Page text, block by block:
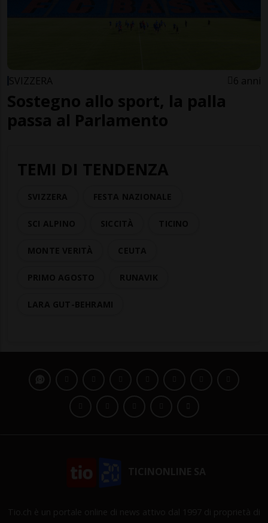
SVIZZERA 6 anni
Sostegno allo sport, la palla
passa al Parlamento
TEMI DI TENDENZA